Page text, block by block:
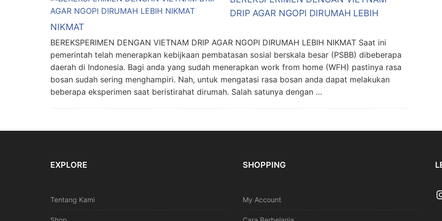
DRIP AGAR NGOPI DIRUMAH LEBIH
NIKMAT
BEREKSPERIMEN DENGAN VIETNAM DRIP AGAR NGOPI DIRUMAH LEBIH NIKMAT Saat ini
pemerintah telah menerapkan kebijkaan pembatasan sosial berskala besar (PSBB) dibeberapa
daerah di Indonesia. Bagi anda yang sudah menerapkan work from home (WFH) pastinya rasa
bosan sudah sering menghampiri. Nah, untuk mengatasi rasa bosan anda dapat melakukan
beberapa eksperimen saat beristirahat dirumah. Salah satunya dengan …
EXPLORE
Tentang Kami
SHOPPING
My Account